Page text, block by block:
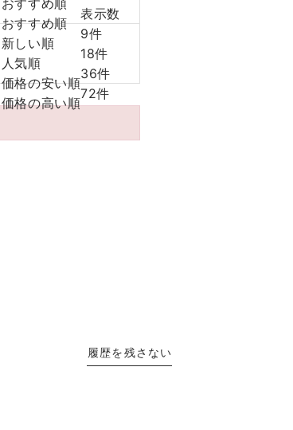
おすすめ順
おすすめ順
新しい順
人気順
価格の安い順
価格の高い順
表示数
9件
18件
36件
72件
履歴を残さない